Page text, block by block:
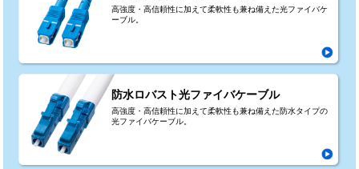
高強度・高信頼性に加えて柔軟性も兼ね備えた光ファイバケ
ーブル。
防水ロバスト光ファイバケーブル
高強度・高信頼性に加えて柔軟性も兼ね備えた防水タイプの
光ファイバケーブル。